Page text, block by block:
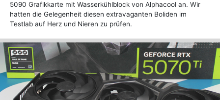
5090 Grafikkarte mit Wasserkühlblock von Alphacool an. Wir
hatten die Gelegenheit diesen extravaganten Boliden im
Testlab auf Herz und Nieren zu prüfen.